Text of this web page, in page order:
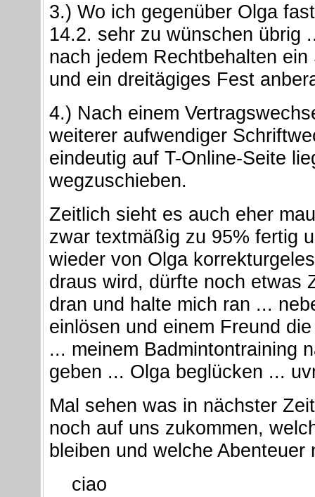
3.) Wo ich gegenüber Olga
14.2. sehr zu wünschen übrig
nach jedem Rechtbehalten
und ein dreitägiges Fest
4.) Nach einem
weiterer aufwendiger
eindeutig auf T-Online-Seite
wegzuschieben.
Zeitlich sieht es auch eher
zwar textmäßig zu 95% fertig
wieder von Olga
draus wird, dürfte noch etwas
dran und halte mich ran ...
einlösen und einem Freund
... meinem Badmintontraining
geben ... Olga beglücken ...
Mal sehen was in nächster
noch auf uns zukommen,
bleiben und welche
ciao